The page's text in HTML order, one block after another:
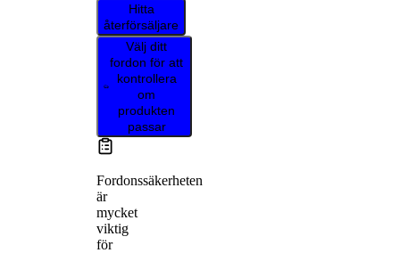
Hitta
återförsäljare
Välj ditt
fordon för att
kontrollera
om
produkten
passar
Fordonssäkerheten
är
mycket
viktig
för